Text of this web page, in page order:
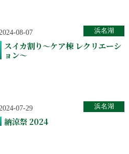
2024-08-07
スイカ割り～ケア棟 レクリエーシ
ョン～
浜名湖
07-29
納涼祭 2024
浜名湖